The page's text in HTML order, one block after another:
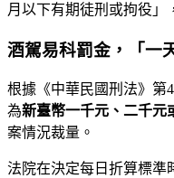
月以下有期徒刑或拘役」
酒駕易科罰金，「一
根據《中華民國刑法》第
為新臺幣一千元、二千元
案情況裁量。
法院在決定每日折算標準